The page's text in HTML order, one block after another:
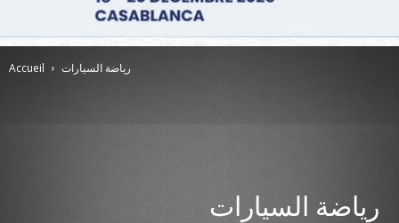
Accueil رياضة السيارات
رياضة السيارات